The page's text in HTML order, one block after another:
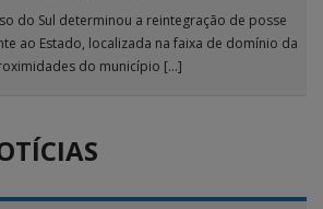
do Sul determinou a reintegração de posse
ao Estado, localizada na faixa de domínio da
do município […]